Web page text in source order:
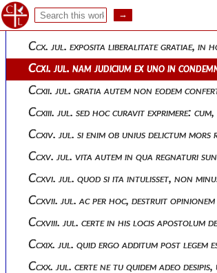
Ccix. jul. non mentitur apostolus: ergo
Ccx. jul. exposita liberalitate gratiae, in
Ccxi. jul. nam judicium ex uno in
Ccxii. jul. gratia autem non eodem
Ccxiii. jul. sed hoc curavit exprimere:
Ccxiv. jul. si enim ob unius delictum
Ccxv. jul. vita autem in qua regnaturi
Ccxvi. jul. quod si ita intulisset, non
Ccxvii. jul. ac per hoc, destruit
Ccxviii. jul. certe in his locis apostolum
Ccxix. jul. quid ergo additum post
Ccxx. jul. certe ne tu quidem adeo